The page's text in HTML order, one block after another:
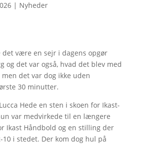
| Nyheder
det være en sejr i dagens opgør
og det var også, hvad det blev med
det var dog ikke uden
30 minutter.
Hede en sten i skoen for Ikast-
var medvirkede til en længere
Ikast Håndbold og en stilling der
i stedet. Der kom dog hul på